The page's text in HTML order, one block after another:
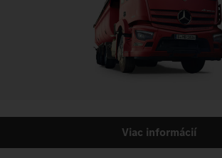
Viac informácií